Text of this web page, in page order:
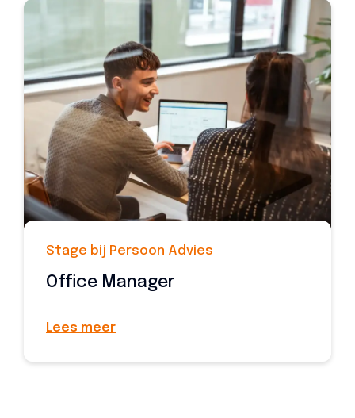
Stage bij Persoon Advies
Office Manager
Lees meer